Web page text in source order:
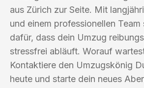
aus Zürich zur Seite. Mit
und einem professionellen Team
dafür, dass dein Umzug
stressfrei abläuft. Worauf
Kontaktiere den Umzugskönig
heute und starte dein neues